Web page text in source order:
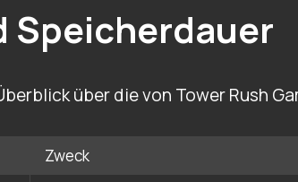
Speicherdauer
über die von Tower Rush
Zweck